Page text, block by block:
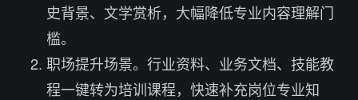
史背景、文学赏析，大幅降低专业内容理解门
槛。
职场提升场景。行业资料、业务文档、技能教
程一键转为培训课程，快速补充岗位专业知